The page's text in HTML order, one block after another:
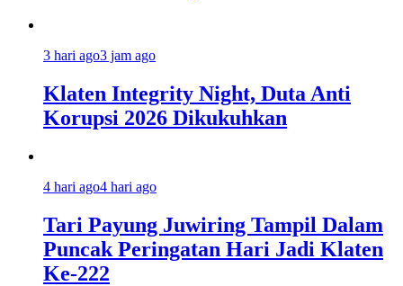
3 hari ago3 jam ago
Klaten Integrity Night, Duta Anti
Korupsi 2026 Dikukuhkan
4 hari ago4 hari ago
Tari Payung Juwiring Tampil Dalam
Puncak Peringatan Hari Jadi Klaten
Ke-222